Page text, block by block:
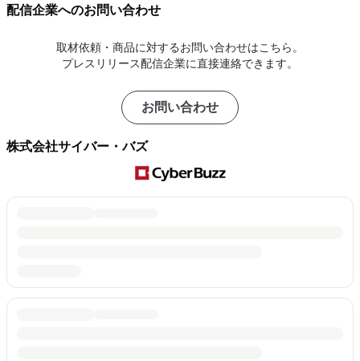
配信企業へのお問い合わせ
取材依頼・商品に対するお問い合わせはこちら。
プレスリリース配信企業に直接連絡できます。
お問い合わせ
株式会社サイバー・バズ